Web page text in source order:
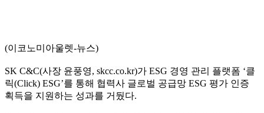
(이코노미아울렛-뉴스)
SK C&C(사장 윤풍영, skcc.co.kr)가 ESG 경영 관리 플랫폼 ‘클
릭(Click) ESG’를 통해 협력사 글로벌 공급망 ESG 평가 인증
획득을 지원하는 성과를 거뒀다.